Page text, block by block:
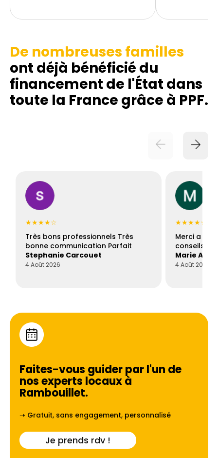
De nombreuses familles
ont déjà bénéficié du
financement de l'État dans
toute la France grâce à PPF.
★★★★☆
Très bons professionnels Très
bonne communication Parfait
Stephanie Carcouet
4 Août 2026
★★★★★
Merci a
conseils
Marie
4 Août 2026
Faites-vous guider par l'un de
nos experts locaux à
Rambouillet.
➝ Gratuit, sans engagement, personnalisé
Je prends rdv !